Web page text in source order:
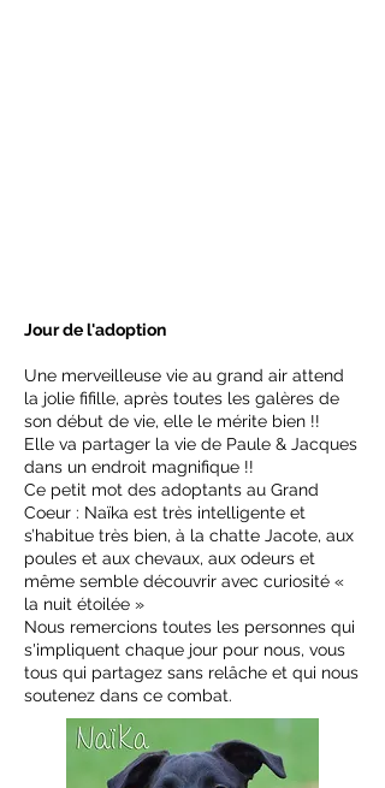
Jour de l'adoption
Une merveilleuse vie au grand air attend
la jolie fifille, après toutes les galères de
son début de vie, elle le mérite bien !!
Elle va partager la vie de Paule & Jacques
dans un endroit magnifique !!
Ce petit mot des adoptants au Grand
Coeur : Naïka est très intelligente et
s’habitue très bien, à la chatte Jacote, aux
poules et aux chevaux, aux odeurs et
même semble découvrir avec curiosité «
la nuit étoilée »
Nous remercions toutes les personnes qui
s'impliquent chaque jour pour nous, vous
tous qui partagez sans relâche et qui nous
soutenez dans ce combat.